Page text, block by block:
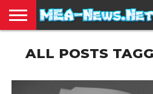
TERBARU
EDUKASI
HIBURAN
INSPIRASI
KESEHATAN
KULINER
OLAH
RAGA
OTOMOTIF
TRAVEL
JUAL
BELI
ALL POSTS